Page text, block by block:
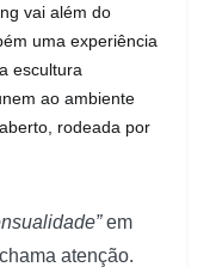
vai além do
uma experiência
escultura
ao ambiente
rodeada por
em
atenção.